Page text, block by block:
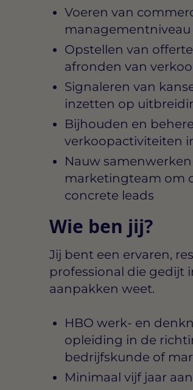
Voeren van
Opstellen van
afronden van
Signaleren van
inzetten op
Bijhouden en
verkoopactiviteiten
Nauw
marketingteam om
concrete leads
Wie ben jij?
Jij bent een ervaren,
professional die gedijt
aanpakken weet.
HBO werk- en
opleiding in de
bedrijfskunde of
Minimaal vijf jaar